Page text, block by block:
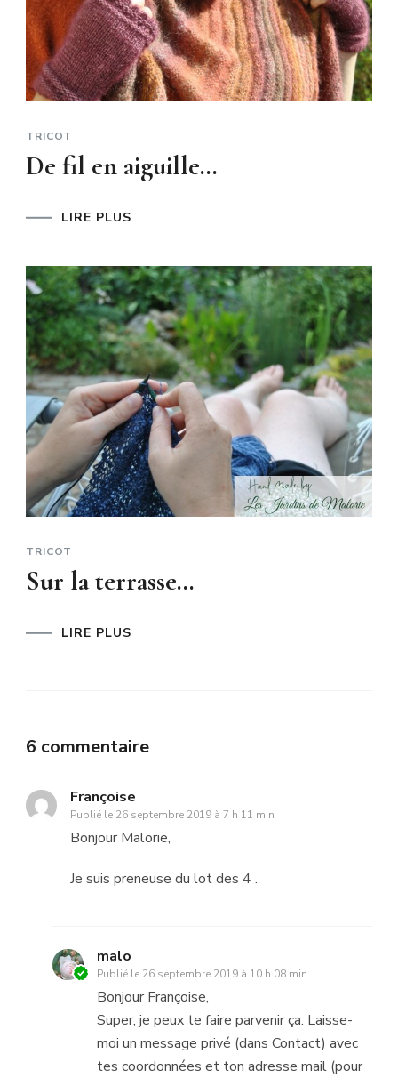
TRICOT
De fil en aiguille…
LIRE PLUS
TRICOT
Sur la terrasse…
LIRE PLUS
6 commentaire
Françoise
Publié le 26 septembre 2019 à 7 h 11 min
Bonjour Malorie,
Je suis preneuse du lot des 4 .
malo
Publié le 26 septembre 2019 à 10 h 08 min
Bonjour Françoise,
Super, je peux te faire parvenir ça. Laisse-
moi un message privé (dans Contact) avec
tes coordonnées et ton adresse mail (pour